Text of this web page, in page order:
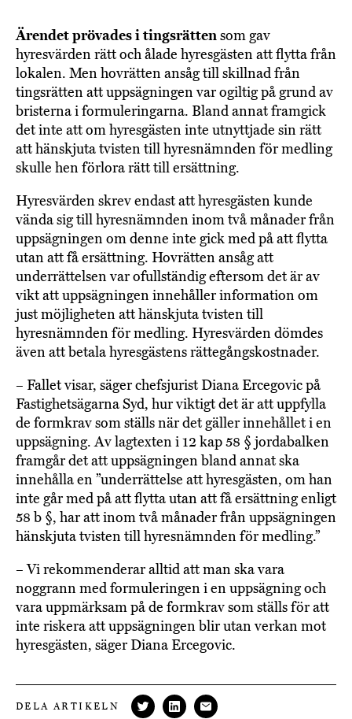
Ärendet prövades i tingsrättensom gav
hyresvärden rätt och ålade hyresgästen att flytta från
lokalen. Men hovrätten ansåg till skillnad från
tingsrätten att uppsägningen var ogiltig på grund av
bristerna i formuleringarna. Bland annat framgick
det inte att om hyresgästen inte utnyttjade sin rätt
att hänskjuta tvisten till hyresnämnden för medling
skulle hen förlora rätt till ersättning.
Hyresvärden skrev endast att hyresgästen kunde
vända sig till hyresnämnden inom två månader från
uppsägningen om denne inte gick med på att flytta
utan att få ersättning. Hovrätten ansåg att
underrättelsen var ofullständig eftersom det är av
vikt att uppsägningen innehåller information om
just möjligheten att hänskjuta tvisten till
hyresnämnden för medling. Hyresvärden dömdes
även att betala hyresgästens rättegångskostnader.
– Fallet visar, säger chefsjurist Diana Ercegovic på
Fastighetsägarna Syd, hur viktigt det är att uppfylla
de formkrav som ställs när det gäller innehållet i en
uppsägning. Av lagtexten i 12 kap 58 § jordabalken
framgår det att uppsägningen bland annat ska
innehålla en ”underrättelse att hyresgästen, om han
inte går med på att flytta utan att få ersättning enligt
58 b §, har att inom två månader från uppsägningen
hänskjuta tvisten till hyresnämnden för medling.”
– Vi rekommenderar alltid att man ska vara
noggrann med formuleringen i en uppsägning och
vara uppmärksam på de formkrav som ställs för att
inte riskera att uppsägningen blir utan verkan mot
hyresgästen, säger Diana Ercegovic.
DELA ARTIKELN